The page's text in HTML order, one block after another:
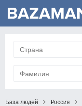
База людей Россия